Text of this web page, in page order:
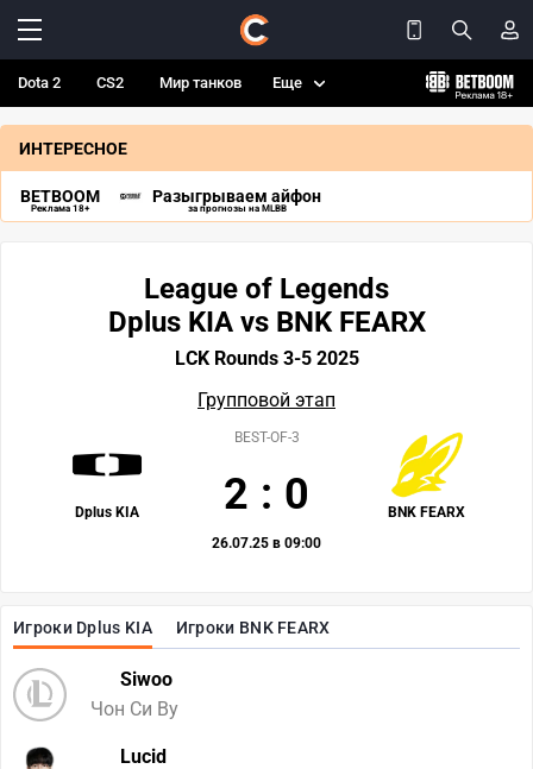
Dota 2 CS2 Мир танков Еще
ИНТЕРЕСНОЕ
BETBOOM
Реклама 18+
Разыгрываем айфон
за прогнозы на MLBB
Игроки Dplus KIA Игроки BNK FEARX
Siwoo
Чон Си Ву
Lucid
League of Legends
Dplus KIA vs BNK FEARX
LCK Rounds 3-5 2025
Групповой этап
Dplus KIA BNK FEARX
BEST-OF-3
2 : 0
26.07.25 в 09:00